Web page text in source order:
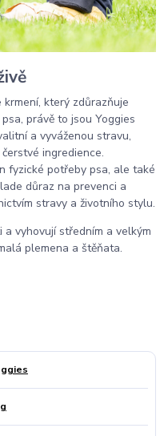
který zdůrazňuje
právě to jsou Yoggies
a vyváženou stravu,
ingredience.
fyzické potřeby psa, ale také
důraz na prevenci a
stravy a životního stylu.
vyhovují středním a velkým
plemena a štěňata.